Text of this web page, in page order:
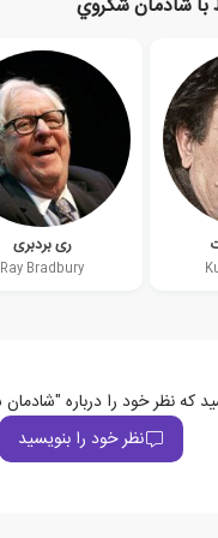
با شادمان شكروي
ری بردبری
Ray Bradbury
که نظر خود را درباره
نظر خود را بنویسید